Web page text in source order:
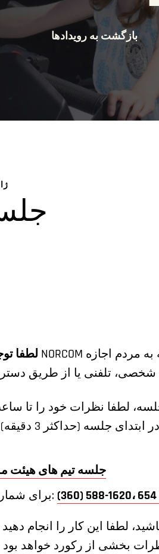
بازگشت به رویدادها
۱۰
لطفا
جلسه تیم های هیئت
برای شماره گیری برای گوش دادن به جلسه:
لطفا این کار را انجام